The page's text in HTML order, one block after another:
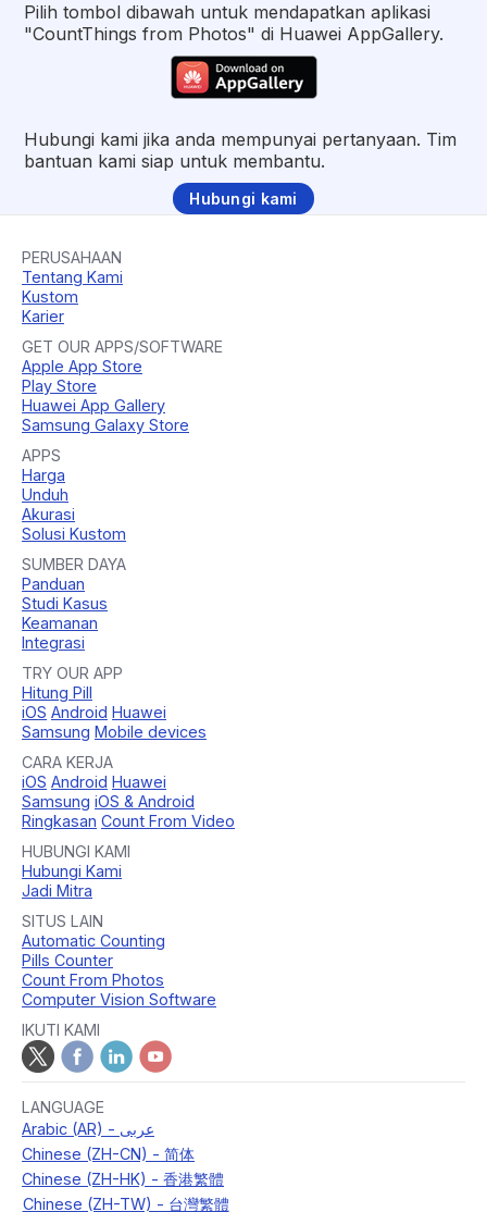
Pilih tombol dibawah untuk mendapatkan aplikasi
"CountThings from Photos" di Huawei AppGallery.
Hubungi kami jika anda mempunyai pertanyaan. Tim
bantuan kami siap untuk membantu.
Hubungi kami
PERUSAHAAN
Tentang Kami
Kustom
Karier
GET OUR APPS/SOFTWARE
Apple App Store
Play Store
Huawei App Gallery
Samsung Galaxy Store
APPS
Harga
Unduh
Akurasi
Solusi Kustom
SUMBER DAYA
Panduan
Studi Kasus
Keamanan
Integrasi
TRY OUR APP
Hitung Pill
iOS Android Huawei
Samsung Mobile devices
CARA KERJA
iOS Android Huawei
Samsung iOS & Android
Ringkasan Count From Video
HUBUNGI KAMI
Hubungi Kami
Jadi Mitra
SITUS LAIN
Automatic Counting
Pills Counter
Count From Photos
Computer Vision Software
IKUTI KAMI
LANGUAGE